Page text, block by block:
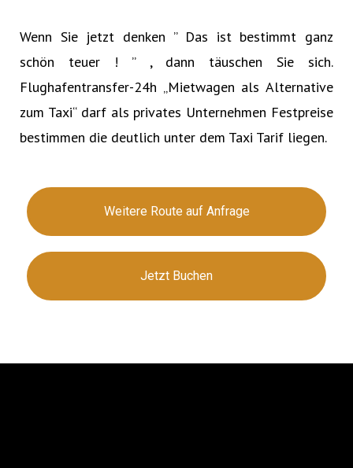
Wenn Sie jetzt denken ” Das ist bestimmt ganz
schön teuer ! ” , dann täuschen Sie sich.
Flughafentransfer-24h „Mietwagen als Alternative
zum Taxi“ darf als privates Unternehmen Festpreise
bestimmen die deutlich unter dem Taxi Tarif liegen.
Weitere Route auf Anfrage
Jetzt Buchen